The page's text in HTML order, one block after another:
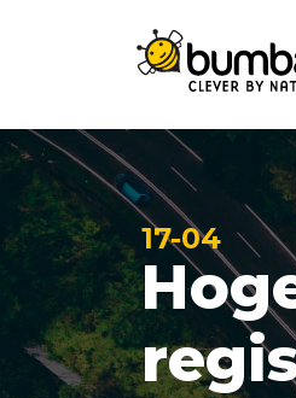
17-04